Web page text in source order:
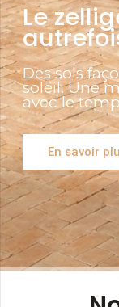
En savoir
Le
Des sols
soleil. Une
avec le